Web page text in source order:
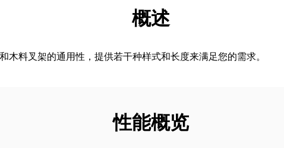
展示
概述
木料叉架的通用性，提供若干种样式和长度来满足您的需求。
性能概览